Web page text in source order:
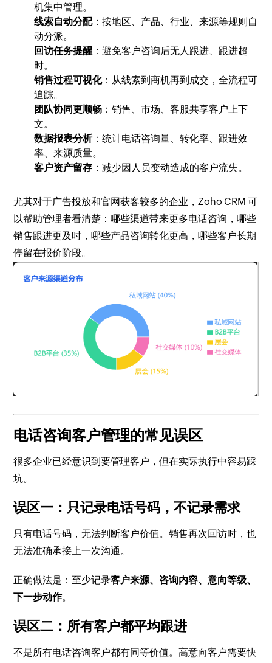
机集中管理。
线索自动分配：按地区、产品、行业、来源等规则自
动分派。
回访任务提醒 ：避免客户咨询后无人跟进、跟进超
时。
销售过程可视化：从线索到商机再到成交，全流程可
追踪。
团队协同更顺畅 ：销售、市场、客服共享客户上下
文。
数据报表分析：统计电话咨询量、转化率、跟进效
率、来源质量。
客户资产留存 ：减少因人员变动造成的客户流失。
尤其对于广告投放和官网获客较多的企业，Zoho CRM 可
以帮助管理者看清楚：哪些渠道带来更多电话咨询，哪些
销售跟进更及时，哪些产品咨询转化更高，哪些客户长期
停留在报价阶段。
电话咨询客户管理的常见误区
很多企业已经意识到要管理客户，但在实际执行中容易踩
坑。
误区一：只记录电话号码，不记录需求
只有电话号码，无法判断客户价值。销售再次回访时，也
无法准确承接上一次沟通。
正确做法是：至少记录客户来源、咨询内容、意向等级、
下一步动作。
误区二：所有客户都平均跟进
不是所有电话咨询客户都有同等价值。高意向客户需要快